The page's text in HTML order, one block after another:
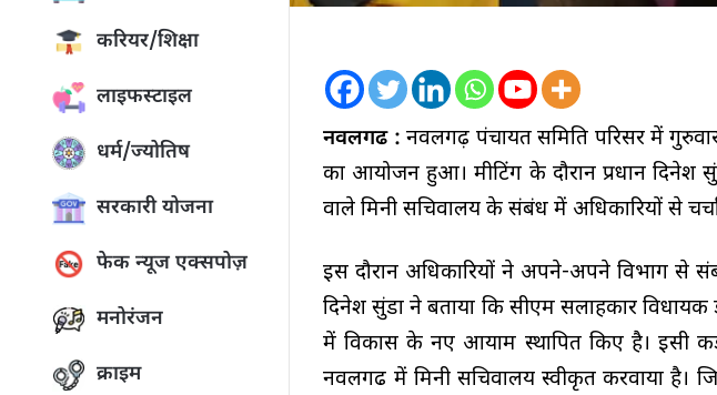
करियर/शिक्षा
लाइफस्टाइल
धर्म/ज्योतिष
सरकारी योजना
फेक न्यूज एक्सपोज़
मनोरंजन
क्राइम
नवलगढ : नवलगढ़ पंचायत समिति परिसर में
का आयोजन हुआ। मीटिंग के दौरान प्रधान दिनेश
वाले मिनी सचिवालय के संबंध में अधिकारियों से
इस दौरान अधिकारियों ने अपने-अपने विभाग से
दिनेश सुंडा ने बताया कि सीएम सलाहकार विधायक
में विकास के नए आयाम स्थापित किए है। इसी
नवलगढ में मिनी सचिवालय स्वीकृत करवाया है।